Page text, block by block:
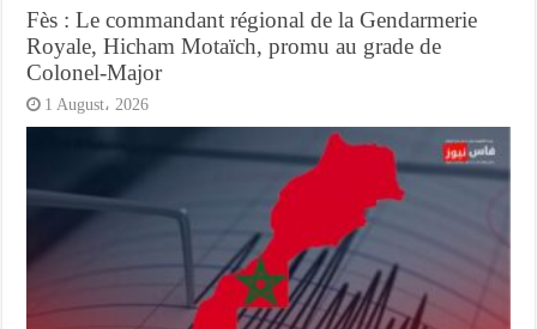
Fès : Le commandant régional de la Gendarmerie
Royale, Hicham Motaïch, promu au grade de
Colonel-Major
1 August، 2026